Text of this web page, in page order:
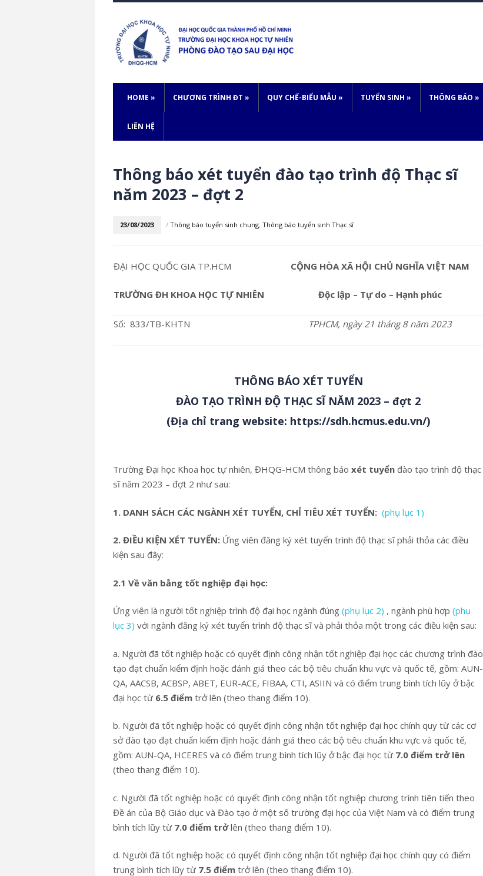
HOME » CHƯƠNG TRÌNH ĐT » QUY CHẾ-BIỂU MẪU » TUYỂN SINH » THÔNG BÁO »
LIÊN HỆ
Thông báo xét tuyển đào tạo trình độ Thạc sĩ
năm 2023 – đợt 2
23/08/2023 / Thông báo tuyển sinh chung, Thông báo tuyển sinh Thạc sĩ
ĐẠI HỌC QUỐC GIA TP.HCM
TRƯỜNG ĐH KHOA HỌC TỰ NHIÊN
CỘNG HÒA XÃ HỘI CHỦ NGHĨA VIỆT NAM
Độc lập – Tự do – Hạnh phúc
Số: 833/TB-KHTN TPHCM, ngày 21 tháng 8 năm 2023
THÔNG BÁO XÉT TUYỂN
ĐÀO TẠO TRÌNH ĐỘ THẠC SĨ NĂM 2023 – đợt 2
(Địa chỉ trang website: https://sdh.hcmus.edu.vn/)
Trường Đại học Khoa học tự nhiên, ĐHQG-HCM thông báo xét tuyển đào tạo trình độ thạc
sĩ năm 2023 – đợt 2 như sau:
1. DANH SÁCH CÁC NGÀNH XÉT TUYỂN, CHỈ TIÊU XÉT TUYỂN: (phụ lục 1)
2. ĐIỀU KIỆN XÉT TUYỂN: Ứng viên đăng ký xét tuyển trình độ thạc sĩ phải thỏa các điều
kiện sau đây:
2.1 Về văn bằng tốt nghiệp đại học:
Ứng viên là người tốt nghiệp trình độ đại học ngành đúng (phụ lục 2) , ngành phù hợp (phụ
lục 3) với ngành đăng ký xét tuyển trình độ thạc sĩ và phải thỏa một trong các điều kiện sau:
a. Người đã tốt nghiệp hoặc có quyết định công nhận tốt nghiệp đại học các chương trình đào
tạo đạt chuẩn kiểm định hoặc đánh giá theo các bộ tiêu chuẩn khu vực và quốc tế, gồm: AUN-
QA, AACSB, ACBSP, ABET, EUR-ACE, FIBAA, CTI, ASIIN và có điểm trung bình tích lũy ở bậc
đại học từ 6.5 điểm trở lên (theo thang điểm 10).
b. Người đã tốt nghiệp hoặc có quyết định công nhận tốt nghiệp đại học chính quy từ các cơ
sở đào tạo đạt chuẩn kiểm định hoặc đánh giá theo các bộ tiêu chuẩn khu vực và quốc tế,
gồm: AUN-QA, HCERES và có điểm trung bình tích lũy ở bậc đại học từ 7.0 điểm trở lên
(theo thang điểm 10).
c. Người đã tốt nghiệp hoặc có quyết định công nhận tốt nghiệp chương trình tiên tiến theo
Đề án của Bộ Giáo dục và Đào tạo ở một số trường đại học của Việt Nam và có điểm trung
bình tích lũy từ 7.0 điểm trởlên (theo thang điểm 10).
d. Người đã tốt nghiệp hoặc có quyết định công nhận tốt nghiệp đại học chính quy có điểm
trung bình tích lũy từ 7.5 điểm trở lên (theo thang điểm 10).